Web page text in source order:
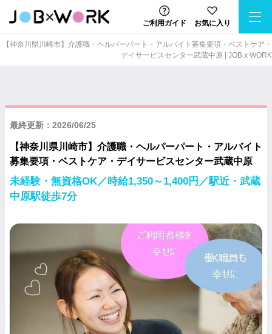
ご利用ガイド お気に入り
【神奈川県川崎市】介護職・ヘルパーパート・アルバイト募集要項・ベストケア・
デイサービスセンター武蔵中原 | JOB x WORK
最終更新：2026/06/25
【神奈川県川崎市】介護職・ヘルパーパート・アルバイト
募集要項・ベストケア・デイサービスセンター武蔵中原
未経験・無資格OK／時給1,350～1,400円／駅近・武蔵
中原駅徒歩7分